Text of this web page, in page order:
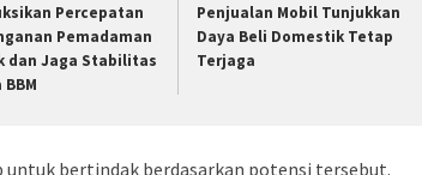
Percepatan
Pemadaman
dan Jaga Stabilitas
Penjualan Mobil Tunjukkan
Daya Beli Domestik Tetap
Terjaga
untuk bertindak berdasarkan potensi tersebut.